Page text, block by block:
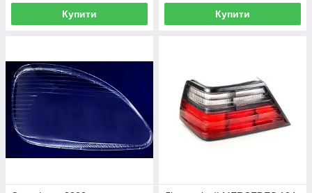
Купити Купити